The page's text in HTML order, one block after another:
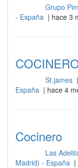
Grupo
- España | hace 3
St.james |
España | hace 4
Cocinero
Las
Madrid) - España |